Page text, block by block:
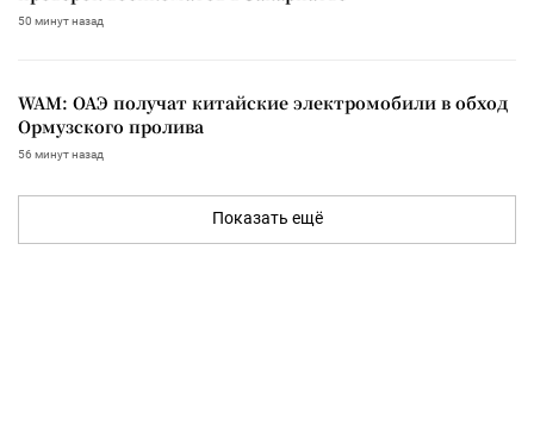
50 минут назад
WAM: ОАЭ получат китайские электромобили в обход
Ормузского пролива
56 минут назад
Показать ещё